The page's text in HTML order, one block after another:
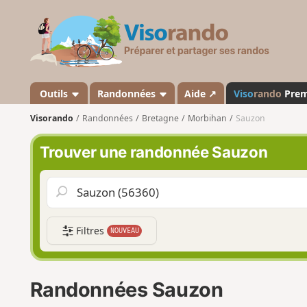
s
a
n
o
Outils Randonnées Aide ↗ Visorando
Visorando Randonnées Bretagne Morbihan Sauzon
Trouver une randonnée Sauzon
Filtres NOUVEAU
Randonnées Sauzon